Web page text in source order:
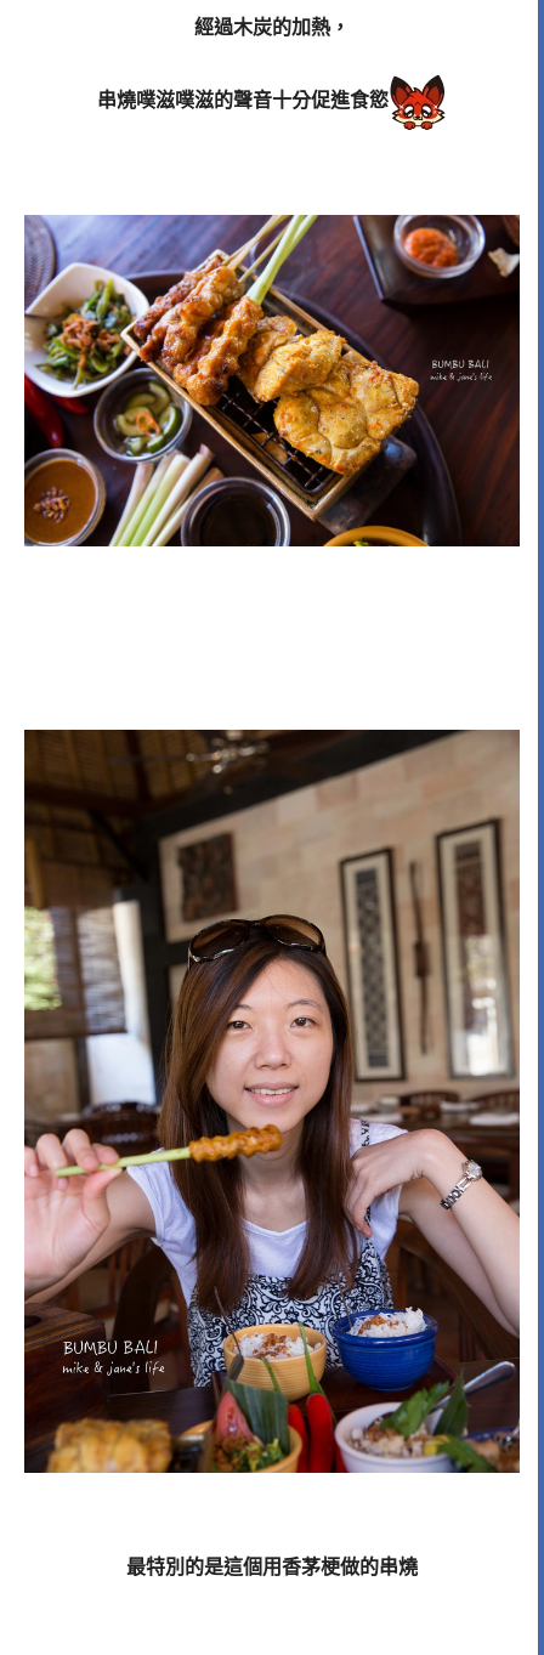
經過木炭的加熱，
串燒噗滋噗滋的聲音十分促進食慾
最特別的是這個用香茅梗做的串燒